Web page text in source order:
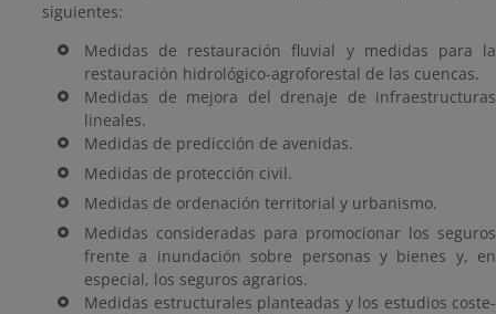
siguientes:
Medidas de restauración fluvial y medidas para la
restauración hidrológico-agroforestal de las cuencas.
Medidas de mejora del drenaje de infraestructuras
lineales.
Medidas de predicción de avenidas.
Medidas de protección civil.
Medidas de ordenación territorial y urbanismo.
Medidas consideradas para promocionar los seguros
frente a inundación sobre personas y bienes y, en
especial, los seguros agrarios.
Medidas estructurales planteadas y los estudios coste-